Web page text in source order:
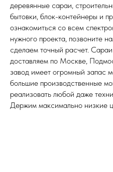
деревянные сараи,
бытовки, блок-контейнеры и
ознакомиться со всем
нужного проекта, позвоните
сделаем точный расчет.
доставляем по Москве,
завод имеет огромный запас
большие производственные
реализовать любой даже
Держим максимально низкие